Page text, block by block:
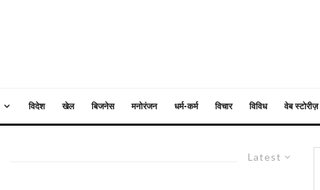
विदेश खेल बिजनेस मनोरंजन धर्म-कर्म विचार विविध वेब स्टोरीज़
Latest